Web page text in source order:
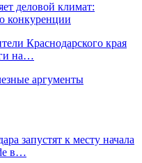
деловой климат:
конкуренции
Краснодарского края
на…
аргументы
запустят к месту начала
в…